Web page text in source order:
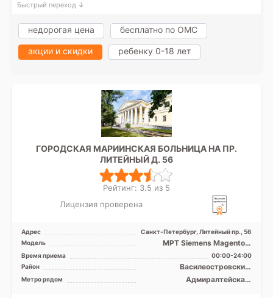
Быстрый переход ↓
недорогая цена бесплатно по ОМС
акции и скидки ребенку 0-18 лет
ГОРОДСКАЯ МАРИИНСКАЯ БОЛЬНИЦА НА ПР.
ЛИТЕЙНЫЙ Д. 56
Рейтинг: 3.5 из 5
Лицензия проверена
Адрес
Санкт-Петербург, Литейный пр., 56
Модель
МРТ Siemens Magentom
Avanto 1,5Т закрытый тип,
МРТ Philips Ingenia 3Т ...
Время приема
00:00-24:00
Район
Василеостровский,
Выборгский,
Красногвардейский,
Метро рядом
Адмиралтейская,